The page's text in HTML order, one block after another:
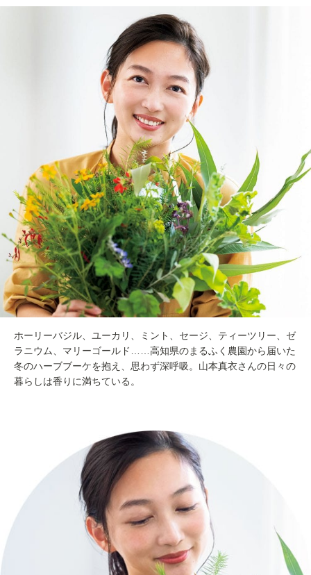
ホーリーバジル、ユーカリ、ミント、セージ、ティーツリー、ゼ
ラニウム、マリーゴールド……高知県のまるふく農園から届いた
冬のハーブブーケを抱え、思わず深呼吸。山本真衣さんの日々の
暮らしは香りに満ちている。